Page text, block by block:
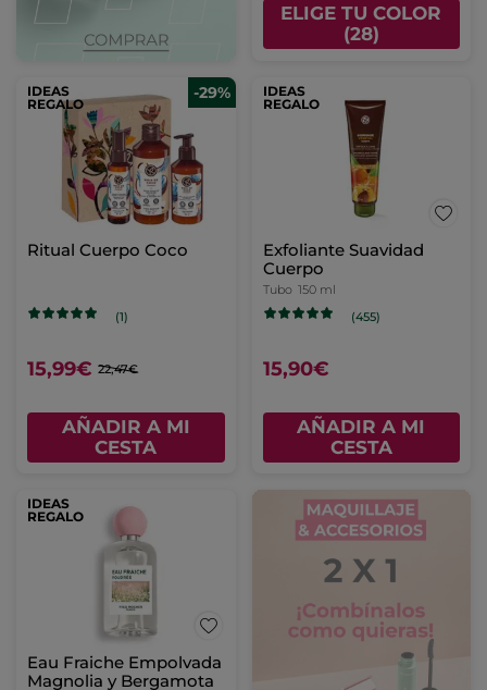
ELIGE TU COLOR
(28)
IDEAS
REGALO
-29%
Ritual Cuerpo Coco
(1)
15,99€ 22,47€
AÑADIR A MI
CESTA
IDEAS
REGALO
Exfoliante Suavidad
Cuerpo
Tubo 150 ml
(455)
15,90€
AÑADIR A MI
CESTA
IDEAS
REGALO
Eau Fraiche Empolvada
Magnolia y Bergamota